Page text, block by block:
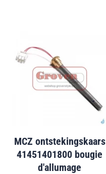
MCZ ontstekingskaars
41451401800 bougie
d'allumage